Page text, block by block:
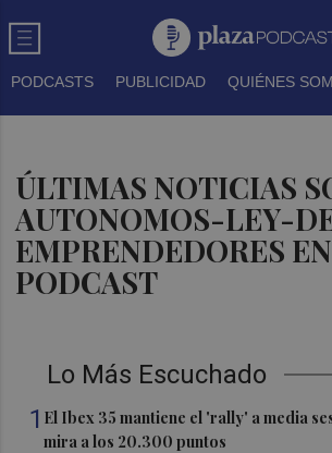
PODCASTS PUBLICIDAD QUIÉNES
ÚLTIMAS NOTICIAS
AUTONOMOS-LEY-
EMPRENDEDORES
PODCAST
Lo Más Escuchado
1 El Ibex 35 mantiene el 'rally' a media
mira a los 20.300 puntos